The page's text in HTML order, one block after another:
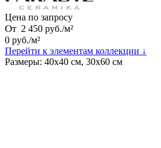
Цена по запросу
От 2 450 руб./м²
0 руб./м²
Перейти к элементам коллекции ↓
Размеры: 40х40 см, 30х60 см